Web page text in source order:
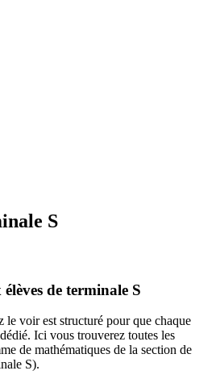
S
de terminale S
le voir est structuré pour que chaque
Ici vous trouverez toutes les
de mathématiques de la section de
S).